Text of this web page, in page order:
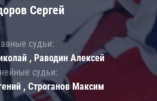
Сергей
судьи:
, Раводин Алексей
судьи:
, Строганов Максим